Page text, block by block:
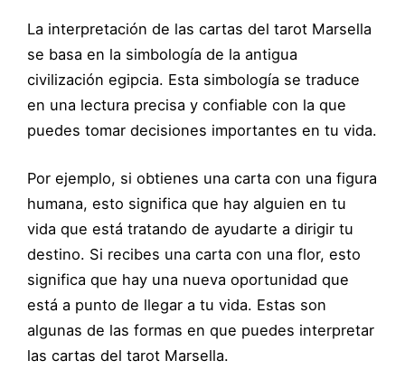
La interpretación de las cartas del tarot Marsella
se basa en la simbología de la antigua
civilización egipcia. Esta simbología se traduce
en una lectura precisa y confiable con la que
puedes tomar decisiones importantes en tu vida.
Por ejemplo, si obtienes una carta con una figura
humana, esto significa que hay alguien en tu
vida que está tratando de ayudarte a dirigir tu
destino. Si recibes una carta con una flor, esto
significa que hay una nueva oportunidad que
está a punto de llegar a tu vida. Estas son
algunas de las formas en que puedes interpretar
las cartas del tarot Marsella.